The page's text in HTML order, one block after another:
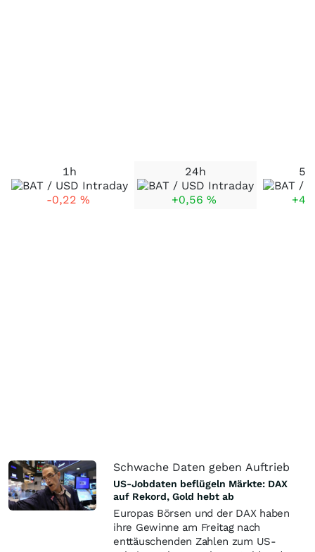
1h
-0,22 %
24h
+0,56 %
5
Schwache Daten geben Auftrieb
US-Jobdaten beflügeln Märkte: DAX
auf Rekord, Gold hebt ab
Europas Börsen und der DAX haben
ihre Gewinne am Freitag nach
enttäuschenden Zahlen zum US-